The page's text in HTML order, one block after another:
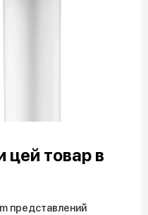
цей товар в
представлений